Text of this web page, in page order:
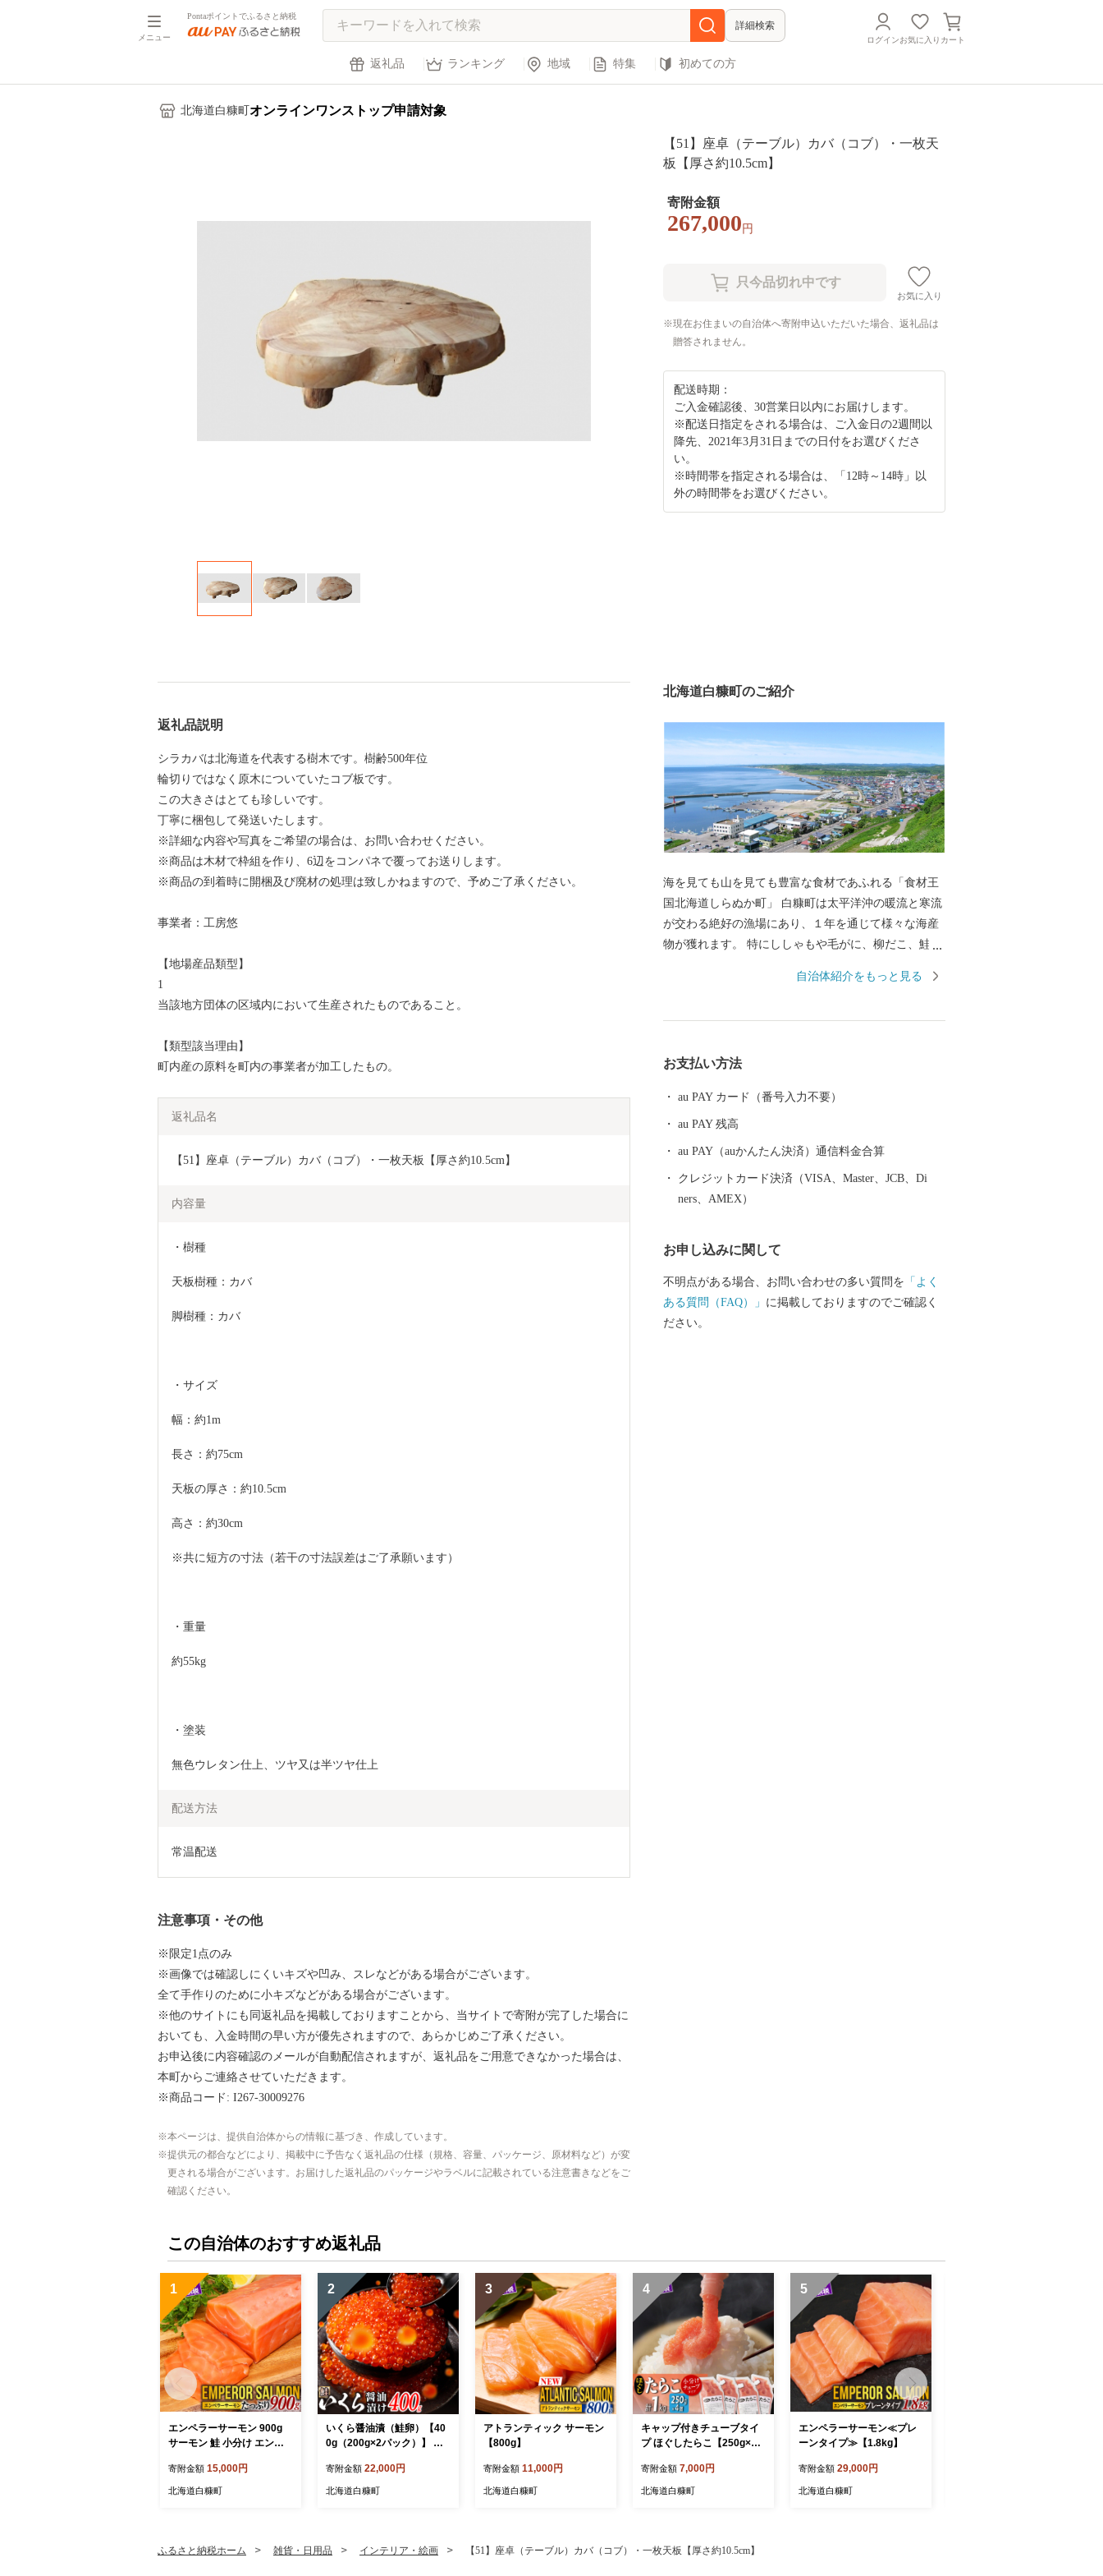
メニュー
Pontaポイントでふるさと納税
詳細検索
ログインお気に入り カート
返礼品 ランキング 地域 特集 初めての方
北海道白糠町 オンラインワンストップ申請対象
【51】座卓（テーブル）カバ（コブ）・一枚天
板【厚さ約10.5cm】
寄附金額
267,000 円
お気に入り
現在お住まいの自治体へ寄附申込いただいた場合、返礼品は
贈答されません。
配送時期：
ご入金確認後、30営業日以内にお届けします。
※配送日指定をされる場合は、ご入金日の2週間以
降先、2021年3月31日までの日付をお選びくださ
い。
※時間帯を指定される場合は、「12時～14時」以
外の時間帯をお選びください。
返礼品説明
シラカバは北海道を代表する樹木です。樹齢500年位
輪切りではなく原木についていたコブ板です。
この大きさはとても珍しいです。
丁寧に梱包して発送いたします。
※詳細な内容や写真をご希望の場合は、お問い合わせください。
※商品は木材で枠組を作り、6辺をコンパネで覆ってお送りします。
※商品の到着時に開梱及び廃材の処理は致しかねますので、予めご了承ください。
事業者：工房悠
【地場産品類型】
1
当該地方団体の区域内において生産されたものであること。
【類型該当理由】
町内産の原料を町内の事業者が加工したもの。
返礼品名
【51】座卓（テーブル）カバ（コブ）・一枚天板【厚さ約10.5cm】
内容量
・樹種
天板樹種：カバ
脚樹種：カバ
・サイズ
幅：約1m
長さ：約75cm
天板の厚さ：約10.5cm
高さ：約30cm
※共に短方の寸法（若干の寸法誤差はご了承願います）
・重量
約55kg
・塗装
無色ウレタン仕上、ツヤ又は半ツヤ仕上
配送方法
常温配送
注意事項・その他
※限定1点のみ
※画像では確認しにくいキズや凹み、スレなどがある場合がございます。
全て手作りのために小キズなどがある場合がございます。
※他のサイトにも同返礼品を掲載しておりますことから、当サイトで寄附が完了した場合に
おいても、入金時間の早い方が優先されますので、あらかじめご了承ください。
お申込後に内容確認のメールが自動配信されますが、返礼品をご用意できなかった場合は、
本町からご連絡させていただきます。
※商品コード: I267-30009276
本ページは、提供自治体からの情報に基づき、作成しています。
提供元の都合などにより、掲載中に予告なく返礼品の仕様（規格、容量、パッケージ、原材料など）が変
更される場合がございます。お届けした返礼品のパッケージやラベルに記載されている注意書きなどをご
確認ください。
北海道白糠町のご紹介
海を見ても山を見ても豊富な食材であふれる「食材王
国北海道しらぬか町」 白糠町は太平洋沖の暖流と寒流
が交わる絶好の漁場にあり、１年を通じて様々な海産
物が獲れます。 特にししゃもや毛がに、柳だこ、鮭、
ます。 恵まれた漁場にある白糠町は水産物だけでも十
材として愛されている鹿肉。 このように白糠町は、海
を見ても山を見ても豊富な食材にあふれています。
自治体紹介をもっと見る
お支払い方法
au PAY カード（番号入力不要）
au PAY 残高
au PAY（auかんたん決済）通信料金合算
クレジットカード決済（VISA、Master、JCB、Di
ners、AMEX）
お申し込みに関して
不明点がある場合、お問い合わせの多い質問を 「よく
ある質問（FAQ）」 に掲載しておりますのでご確認く
ださい。
この自治体のおすすめ返礼品
1
エンペラーサーモン 900g
サーモン 鮭 小分け エンペ
ン アトランティックサーモ
ン さけ サケ 魚 ふるさと 海
料無料 人気 ランキング 北
寄附金額 15,000円
北海道白糠町
2
いくら醤油漬（鮭卵）【40
0g（200g×2パック）】 い
け ふるさと納税 いくら 海
鮮 北海道 イクラ 小分け ふ
寄附金額 22,000円
北海道白糠町
3
アトランティック サーモン
【800g】
寄附金額 11,000円
北海道白糠町
4
キャップ付きチューブタイ
プ ほぐしたらこ【250g×4
寄附金額 7,000円
北海道白糠町
5
エンペラーサーモン≪プレ
ーンタイプ≫【1.8kg】
寄附金額 29,000円
北海道白糠町
ふるさと納税ホーム 雑貨・日用品 インテリア・絵画 【51】座卓（テーブル）カバ（コブ）・一枚天板【厚さ約10.5cm】